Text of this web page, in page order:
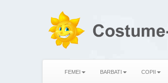
FEMEI BARBATI COPII